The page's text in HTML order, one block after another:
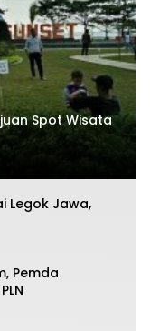
Spot Wisata
Legok Jawa,
Pemda